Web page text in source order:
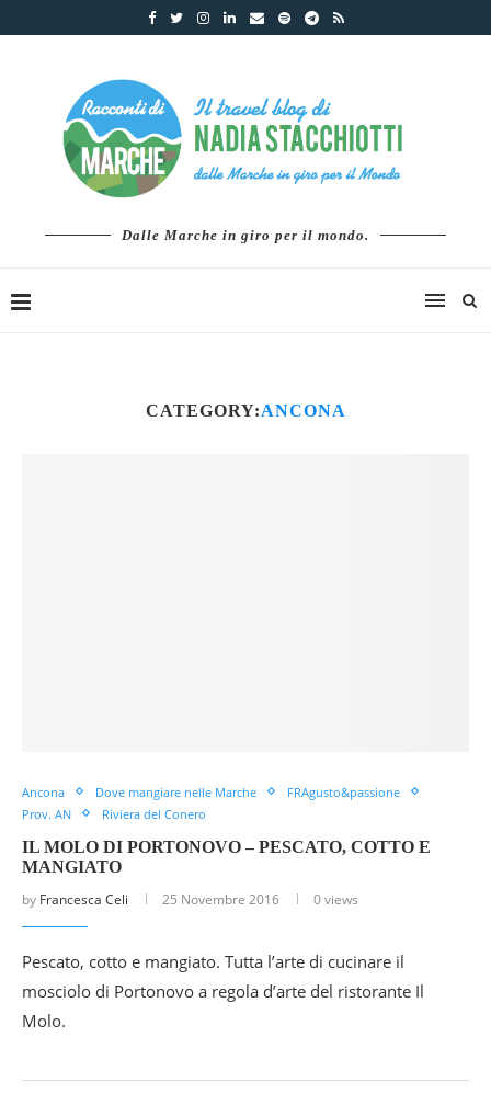
Dalle Marche in giro per il mondo.
CATEGORY:ANCONA
Ancona Dove mangiare nelle Marche
FRAgusto&passione
Prov. AN
Riviera del Conero
IL MOLO DI PORTONOVO – PESCATO, COTTO E
MANGIATO
by Francesca Celi 25 Novembre 2016 0 views
Pescato, cotto e mangiato. Tutta l’arte di cucinare il
mosciolo di Portonovo a regola d’arte del ristorante Il
Molo.